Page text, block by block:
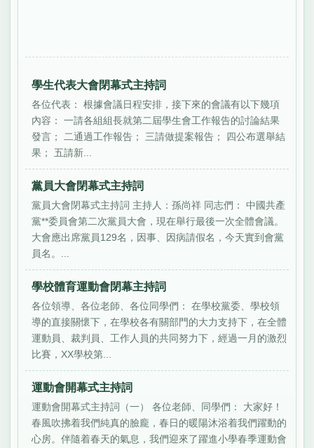
學生代表大會閉幕式主持詞
各位代表： 根據會議日程安排，接下來的會議有以下幾項
內容： 一請各組組長就第二屆學生會工作報告的討論結果
發言； 二通過工作報告； 三請做提案報告； 四公布選舉結
果； 五請新...
黨員大會閉幕式主持詞
黨員大會閉幕式主持詞 主持人：孫尚祥 同志們： 中國共產
黨**委員會第二次黨員大會，現在舉行最後一次全體會議。
大會應出席黨員129名，因事、因病請假名，今天實到會黨
員名。...
學校體育運動會閉幕主持詞
各位領導、各位老師、各位同學們： 在學校黨委、學校領
導的直接關懷下，在學校各有關部門的大力支持下，在全體
運動員、裁判員、工作人員的共同努力下，經過一月的激烈
比賽，XX學校第...
運動會開幕式主持詞
運動會開幕式主持詞（一） 各位老師、同學們： 大家好！
春風吹拂着我們純真的臉龐，春日的暖陽沐浴着我們躍動的
心房。伴隨着春天的氣息，我們迎來了躍進小學春季運動會